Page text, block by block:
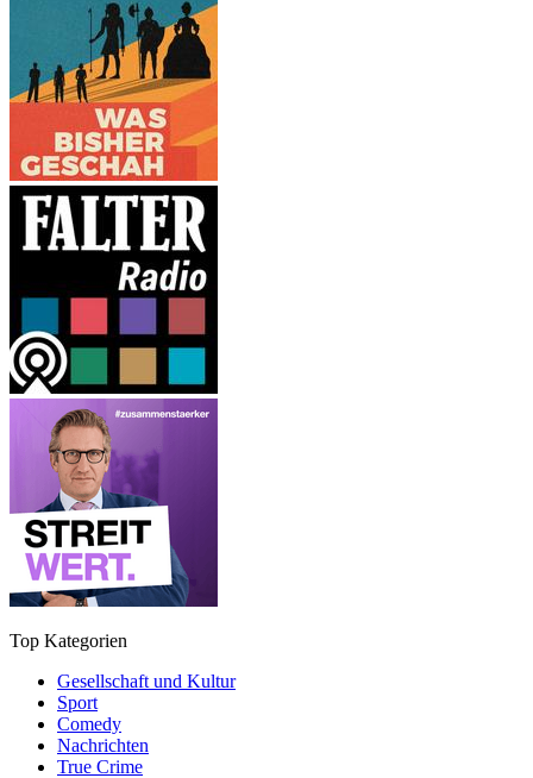
Top Kategorien
Gesellschaft und Kultur
Sport
Comedy
Nachrichten
True Crime